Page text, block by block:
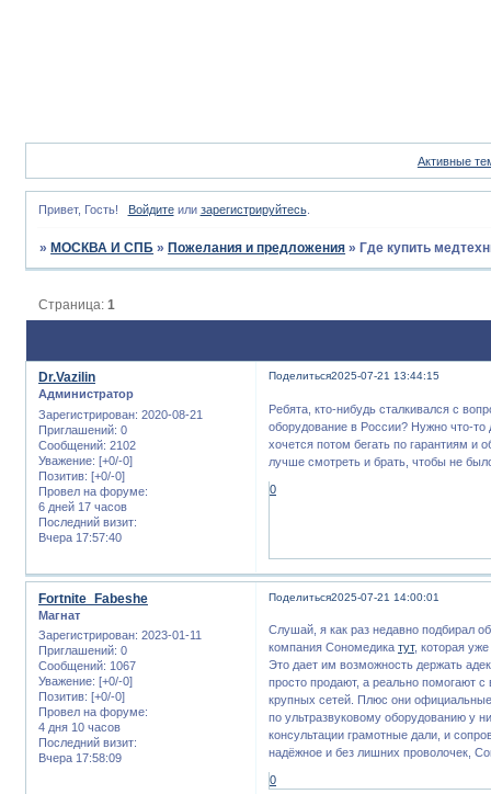
Активные
Привет, Гость! Войдитеили зарегистрируйтесь.
» МОСКВА И СПБ » Пожелания и предложения » Где купить
Страница:1
Поделиться2025-07-21 13:44:15
Dr.Vazilin
Администратор
Зарегистрирован: 2020-08-21
Приглашений: 0
Сообщений: 2102
Уважение: [+0/-0]
Позитив: [+0/-0]
Провел на форуме:
6 дней 17 часов
Последний визит:
Вчера 17:57:40
Ребята, кто-нибудь сталкивался с
оборудование в России? Нужно что-то
хочется потом бегать по гарантиям и
лучше смотреть и брать, чтобы не
0
Поделиться2025-07-21 14:00:01
Fortnite_Fabeshe
Магнат
Зарегистрирован: 2023-01-11
Приглашений: 0
Сообщений: 1067
Уважение: [+0/-0]
Позитив: [+0/-0]
Провел на форуме:
4 дня 10 часов
Последний визит:
Вчера 17:58:09
Слушай, я как раз недавно подбирал
компания Сономедикатут, которая
Это дает им возможность держать
просто продают, а реально помогают
крупных сетей. Плюс они
по ультразвуковому оборудованию у
консультации грамотные дали, и
надёжное и без лишних проволочек,
0